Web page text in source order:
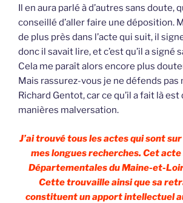
Il en aura parlé à d’autres sans doute,
conseillé d’aller faire une déposition.
de plus près dans l’acte qui suit, il
donc il savait lire, et c’est qu’il a signé
Cela me paraît alors encore plus
Mais rassurez-vous je ne défends pas
Richard Gentot, car ce qu’il a fait là
manières malversation.
J’ai trouvé tous les actes qui sont
mes longues recherches. Cet
Départementales du Maine-et-
Cette trouvaille ainsi que sa
constituent un apport intellectuel